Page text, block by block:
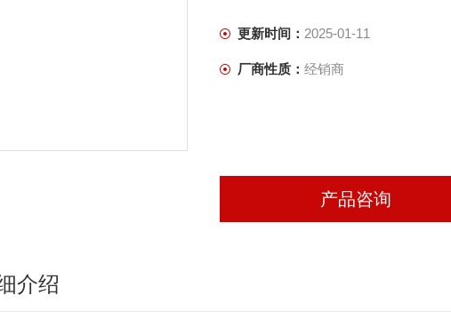
更新时间： 2025-01-11
厂商性质： 经销商
产品咨询
介绍